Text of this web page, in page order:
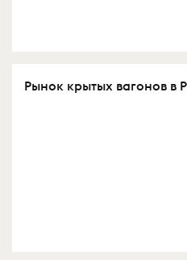
Рынок крытых вагонов в